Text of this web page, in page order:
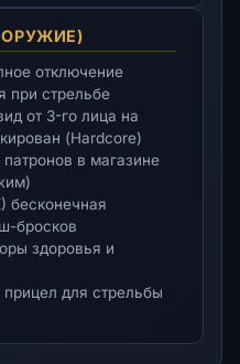
ОРУЖИЕ)
отключение
при стрельбе
от 3-го лица на
(Hardcore)
в магазине
бесконечная
бросков
здоровья и
для стрельбы